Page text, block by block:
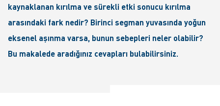
kaynaklanan kırılma ve sürekli etki sonucu kırılma
arasındaki fark nedir? Birinci segman yuvasında yoğun
eksenel aşınma varsa, bunun sebepleri neler olabilir?
Bu makalede aradığınız cevapları bulabilirsiniz.